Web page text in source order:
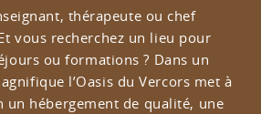
thérapeute ou chef
vous recherchez un lieu pour
ou formations ? Dans un
l’Oasis du Vercors met à
un hébergement de qualité, une